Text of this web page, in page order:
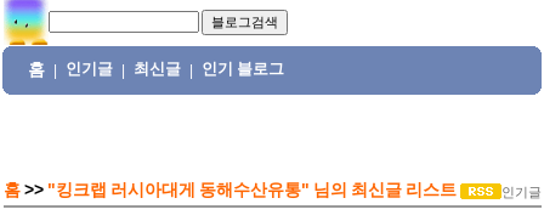
홈 인기글 최신글 인기 블로그
홈 >> "킹크랩 러시아대게 동해수산유통" 님의 최신글 리스트 인기글